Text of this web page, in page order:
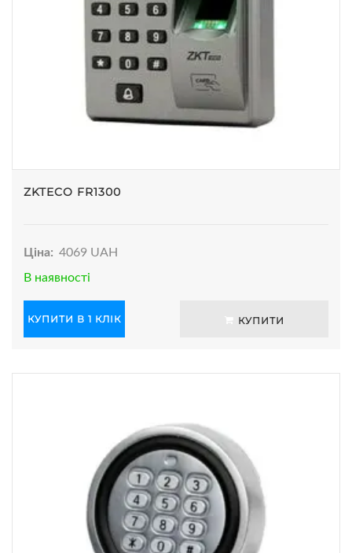
ZKTECO FR1300
Ціна: 4069 UAH
В наявності
КУПИТИ В 1 КЛІК КУПИТИ